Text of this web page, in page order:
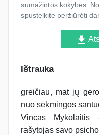
sumažintos kokybės.
spustelkite peržiūrėti
Ištrauka
greičiau, mat jų
nuo sėkmingos
Vincas
rašytojas savo